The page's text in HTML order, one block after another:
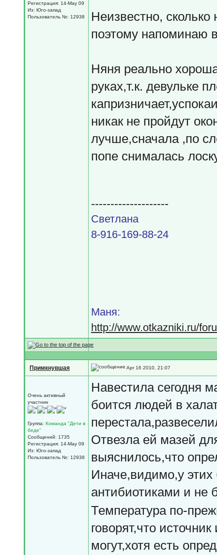
Регистрация: 14-May 09
Из: Юго-запад
Пользователь №: 12938
Неизвестно,
поэтому напоминаю
Няня реально
руках,т.к. девульке
никак не пройдут
лучше,сначала ,по
попе снималась
--------------------
Светлана
8-916-169-88-24
Маня:
http://www.otkazniki.ru/
Примкнувшая Apr 16 2010, 21:07
Очень активный
участник
Группа: Команда "Дети в
беде"
Сообщений: 1735
Регистрация: 14-May 09
Из: Юго-запад
Пользователь №: 12938
Навестила сегодня
боится людей в
Отвезла ей мазей
выяснилось,что
Иначе,видимо,у
антибиотиками и не
Температура по-
говорят,что
могут,хотя есть